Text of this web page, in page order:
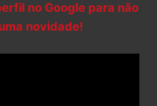
no Google para não
novidade!